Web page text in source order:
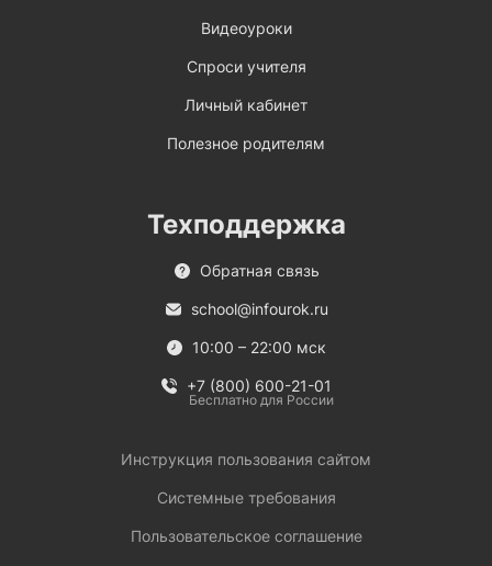
Видеоуроки
Спроси учителя
Личный кабинет
Полезное родителям
Техподдержка
Обратная связь
school@infourok.ru
10:00 – 22:00 мск
+7 (800) 600-21-01
Бесплатно для России
Инструкция пользования сайтом
Системные требования
Пользовательское соглашение